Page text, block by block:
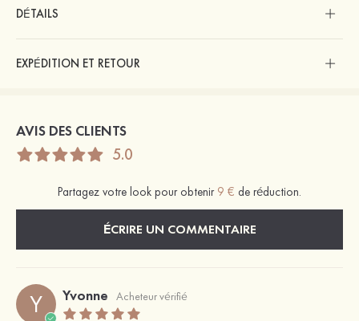
DÉTAILS
EXPÉDITION ET RETOUR
AVIS DES CLIENTS
5.0
Partagez votre look pour obtenir 9 € de réduction.
ÉCRIRE UN COMMENTAIRE
Y Yvonne Acheteur vérifié